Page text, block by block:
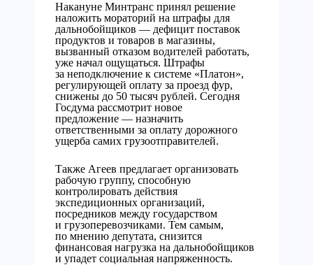
Накануне Минтранс принял решение
наложить мораторий на штрафы для
дальнобойщиков — дефицит поставок
продуктов и товаров в магазины,
вызванный отказом водителей работать,
уже начал ощущаться. Штрафы
за неподключение к системе «Платон»,
регулирующей оплату за проезд фур,
снижены до 50 тысяч рублей. Сегодня
Госдума рассмотрит новое
предложение — назначить
ответственными за оплату дорожного
ущерба самих грузоотправителей.
Также Агеев предлагает организовать
рабочую группу, способную
контролировать действия
экспедиционных организаций,
посредников между государством
и грузоперевозчиками. Тем самым,
по мнению депутата, снизится
финансовая нагрузка на дальнобойщиков
и упадет социальная напряженность.